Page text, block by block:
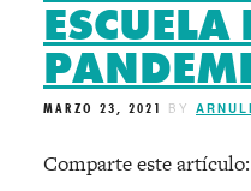
MARZO 23, 2021 BY
Comparte este artículo: